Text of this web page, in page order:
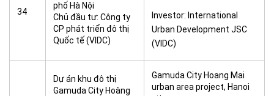
34
phố Hà Nội
Chủ đầu tư: Công ty
CP phát triển đô thị
Quốc tế (VIDC)
Investor: International
Urban Development JSC
(VIDC)
Dự án khu đô thị
Gamuda City Hoàng
Gamuda City Hoang Mai
urban area project, Hanoi